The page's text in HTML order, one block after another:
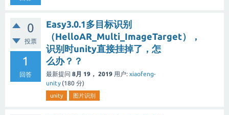
0
投票
1
回答
Easy3.0.1多目标识别
（HelloAR_Multi_ImageTarget），
识别时unity直接挂掉了，怎
么办？？
最新提问 8月 19， 2019 用户: xiaofeng-
unity (180 分)
unity 图片识别